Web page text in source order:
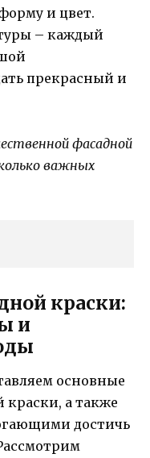
и цвет.
– каждый
прекрасный и
фасадной
важных
краски:
и
основные
краски, а также
достичь